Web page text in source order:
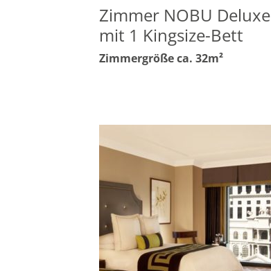
Zimmer NOBU Deluxe
mit 1 Kingsize-Bett
Zimmergröße ca. 32m²